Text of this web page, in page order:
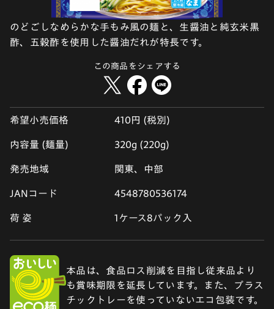
のどごしなめらかな手もみ風の麺と、生醤油と純玄米黒
酢、五穀酢を使用した醤油だれが特長です。
この商品をシェアする
希望小売価格 410円 (税別)
内容量 (麺量) 320g (220g)
発売地域 関東、中部
JANコード 4548780536174
荷 姿 1ケース8パック入
本品は、食品ロス削減を目指し従来品より
も賞味期限を延長しています。また、プラス
チックトレーを使っていないエコ包装です。